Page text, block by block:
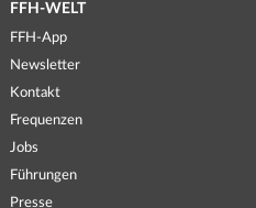
FFH-WELT
FFH-App
Newsletter
Kontakt
Frequenzen
Jobs
Führungen
Presse